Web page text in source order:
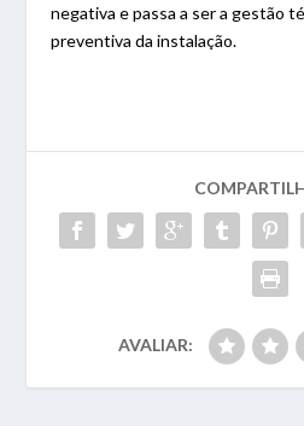
negativa e passa a ser a gestão
preventiva da instalação.
AVALIAR: